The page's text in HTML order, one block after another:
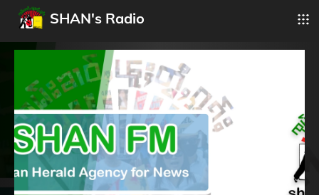
SHAN's Radio